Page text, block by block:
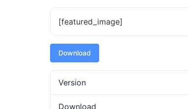
[featured_image]
Download
Version
Download